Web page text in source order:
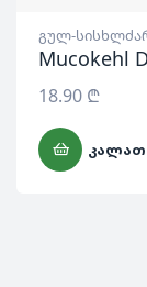
გულ-
Mucokehl
18.90 ₾